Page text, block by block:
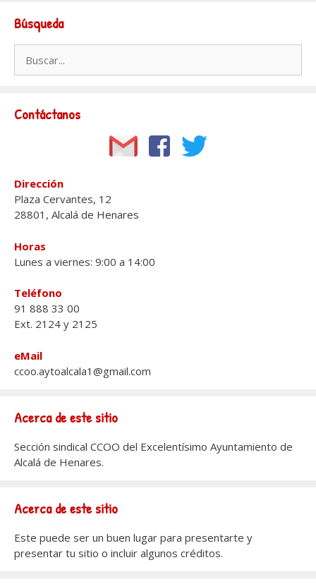
Búsqueda
Contáctanos
Dirección
Plaza Cervantes, 12
28801, Alcalá de Henares
Horas
Lunes a viernes: 9:00 a 14:00
Teléfono
91 888 33 00
Ext. 2124 y 2125
eMail
ccoo.aytoalcala1@gmail.com
Acerca de este sitio
Sección sindical CCOO del Excelentísimo Ayuntamiento de
Alcalá de Henares.
Acerca de este sitio
Este puede ser un buen lugar para presentarte y
presentar tu sitio o incluir algunos créditos.